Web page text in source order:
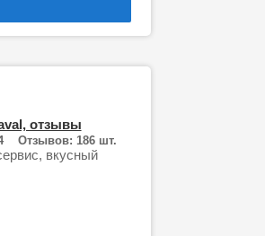
отзывы
Отзывов: 186 шт.
вкусный